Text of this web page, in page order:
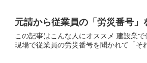
元請から従業員の「労災番号」
この記事はこんな人にオススメ 建設業で働いていて、元請から従業員の労災番号だしてって言われて困っている方